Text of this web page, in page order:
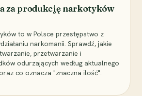
za produkcję narkotyków
to w Polsce przestępstwo z
narkomanii. Sprawdź, jakie
przetwarzanie i
odurzających według aktualnego
co oznacza "znaczna ilość".